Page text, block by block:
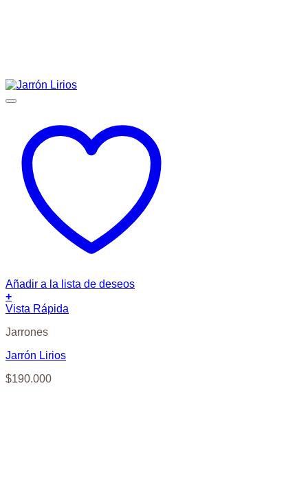
Añadir a la lista de deseos
+
Vista Rápida
Jarrones
Jarrón Lirios
$190.000